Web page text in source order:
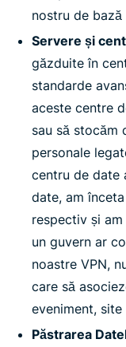
nostru de
Servere și
găzduite în
standarde
aceste centre
sau să stocăm
personale
centru de date
date, am
respectiv și
un guvern ar
noastre VPN,
care să
eveniment,
Păstrarea